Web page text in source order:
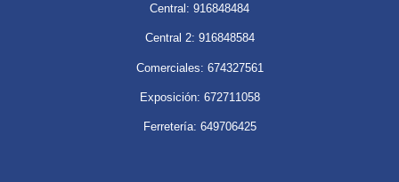
Central: 916848484
Central 2: 916848584
Comerciales: 674327561
Exposición: 672711058
Ferretería: 649706425